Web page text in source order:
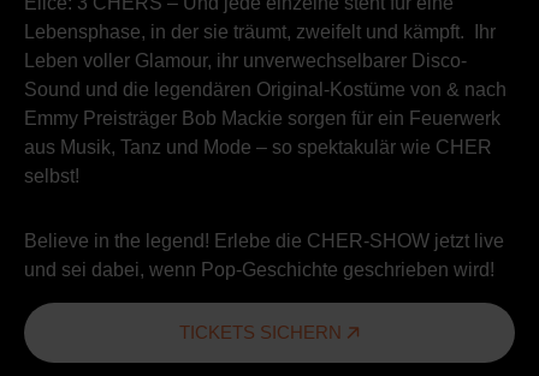
Lebensphase, in der sie träumt, zweifelt und kämpft. Ihr
Leben voller Glamour, ihr unverwechselbarer Disco-
Sound und die legendären Original-Kostüme von & nach
Emmy Preisträger Bob Mackie sorgen für ein Feuerwerk
aus Musik, Tanz und Mode – so spektakulär wie CHER
selbst!
Believe in the legend! Erlebe die CHER-SHOW jetzt live
und sei dabei, wenn Pop-Geschichte geschrieben wird!
TICKETS SICHERN